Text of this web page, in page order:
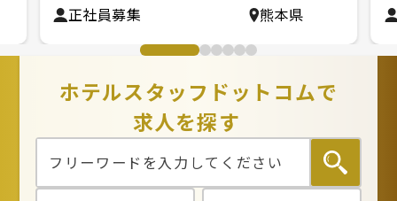
正社員募集
熊本県
ホテルスタッフドットコムで
求人を探す